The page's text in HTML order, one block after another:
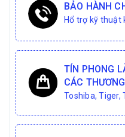
BẢO HÀNH
Hổ trợ kỹ thuật
TÍN PHONG
CÁC
Toshiba, Tiger,